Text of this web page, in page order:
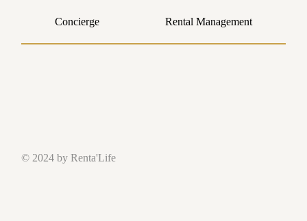
Concierge Rental Management
© 2024 by Renta'Life